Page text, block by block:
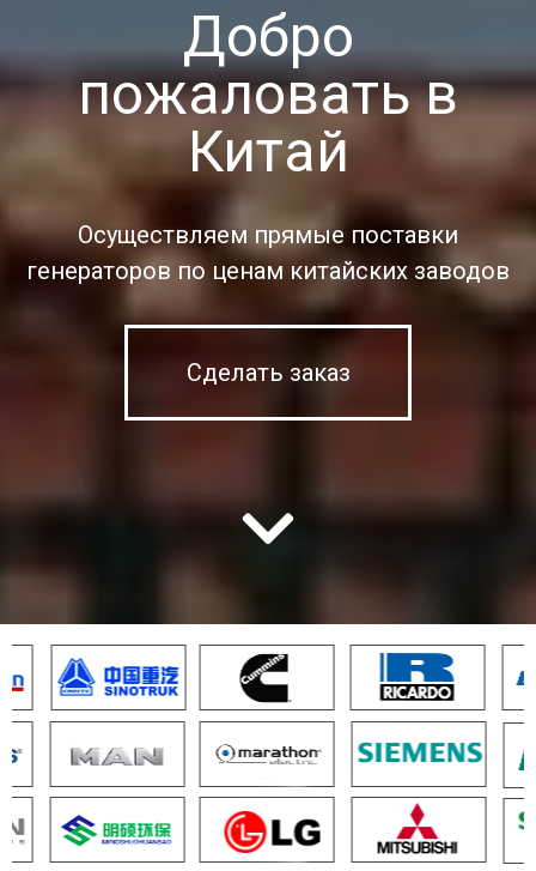
Добро
пожаловать в
Китай
Осуществляем прямые поставки
генераторов по ценам китайских заводов
Сделать заказ